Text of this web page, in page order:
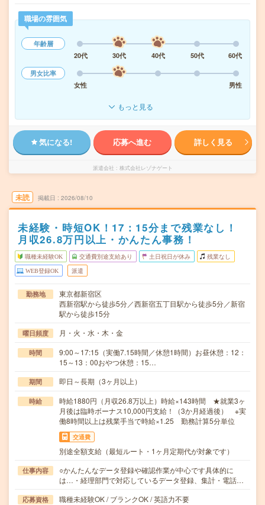
職場の雰囲気
年齢層
20代
30代 40代 50代
60代
男女比率
女性
男性
もっと見る
気になる! 応募へ進む 詳しく見る
派遣会社 株式会社レゾナゲート
未読 掲載日 2026/08/10
未経験・時短OK！17：15分まで残業なし！
月収26.8万円以上・かんたん事務！
職種未経験OK 交通費別途支給あり 土日祝日が休み 残業なし
WEB登録OK 派遣
勤務地
東京都新宿区
西新宿駅から徒歩5分／西新宿五丁目駅から徒歩5分／新宿
駅から徒歩15分
曜日頻度 月・火・水・木・金
時間
9:00～17:15（実働7.15時間／休憩1時間）お昼休憩：12：
15～13：00おやつ休憩：15…
期間 即日～長期（3ヶ月以上）
時給
時給1880円（月収26.8万以上）時給×143時間 ★就業3ヶ
月後は臨時ボーナス10,000円支給！（3か月経過後） ※実
働8時間以上は残業手当で時給×1.25 勤務計算5分単位
交通費
別途全額支給（最短ルート・1ヶ月定期代が対象です）
仕事内容
○かんたんなデータ登録や確認作業が中心です具体的に
は…・経理部門で対応しているデータ登録、集計・電話…
応募資格
職種未経験OK / ブランクOK / 英語力不要